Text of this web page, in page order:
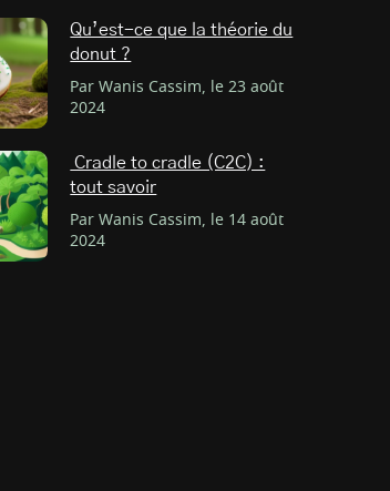
Qu’est-ce que la théorie du
donut ?
Par Wanis Cassim, le 23 août
2024
Cradle to cradle (C2C) :
tout savoir
Par Wanis Cassim, le 14 août
2024